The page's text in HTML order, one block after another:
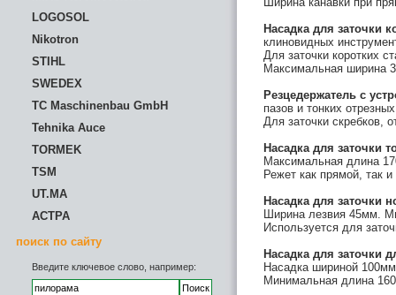
LOGOSOL
Nikotron
STIHL
SWEDEX
TC Maschinenbau GmbH
Tehnika Auce
TORMEK
TSM
UT.MA
АСТРА
поиск по сайту
Введите ключевое слово, например:
Насадка для заточки
клиновидных
Для заточки коротких
Максимальная ширина
Резцедержатель с
пазов и тонких
Для заточки скребков,
Насадка для заточки
Максимальная длина
Режет как прямой, так
Насадка для заточки
Ширина лезвия 45мм.
Используется для
Насадка для заточки
Насадка шириной
Минимальная длина